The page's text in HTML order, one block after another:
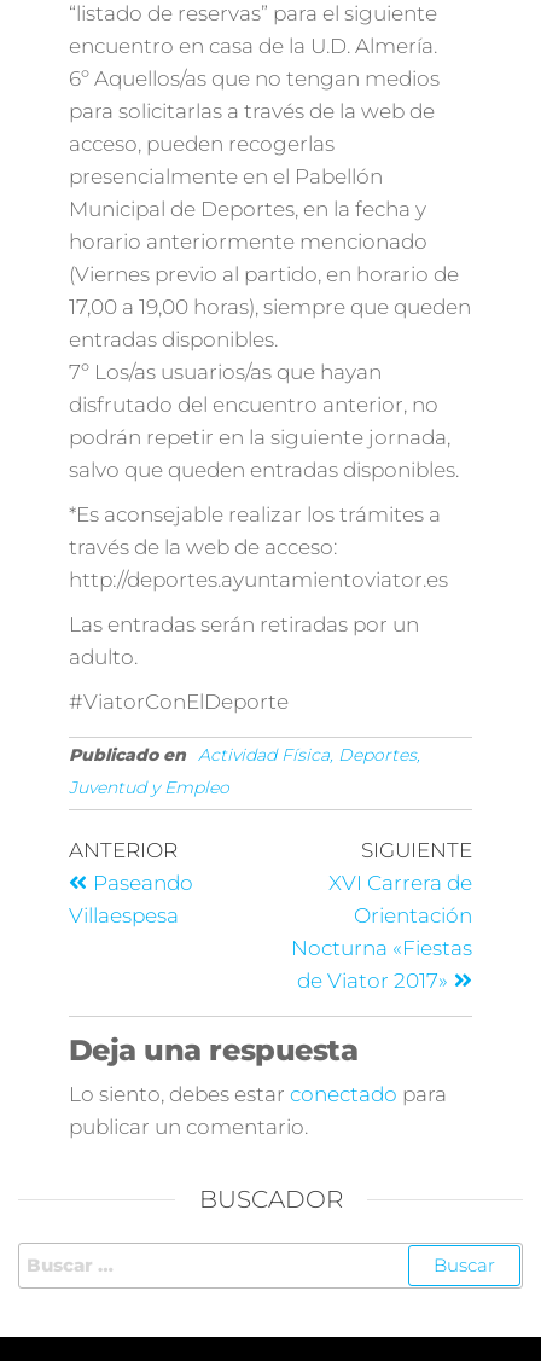
“listado de reservas” para el siguiente
encuentro en casa de la U.D. Almería.
6º Aquellos/as que no tengan medios
para solicitarlas a través de la web de
acceso, pueden recogerlas
presencialmente en el Pabellón
Municipal de Deportes, en la fecha y
horario anteriormente mencionado
(Viernes previo al partido, en horario de
17,00 a 19,00 horas), siempre que queden
entradas disponibles.
7º Los/as usuarios/as que hayan
disfrutado del encuentro anterior, no
podrán repetir en la siguiente jornada,
salvo que queden entradas disponibles.
*Es aconsejable realizar los trámites a
través de la web de acceso:
http://deportes.ayuntamientoviator.es
Las entradas serán retiradas por un
adulto.
#ViatorConElDeporte
Publicado en Actividad Física, Deportes,
Juventud y Empleo
ANTERIOR
Paseando
Villaespesa
SIGUIENTE
XVI Carrera de
Orientación
Nocturna «Fiestas
de Viator 2017»
Deja una respuesta
Lo siento, debes estar conectado para
publicar un comentario.
BUSCADOR